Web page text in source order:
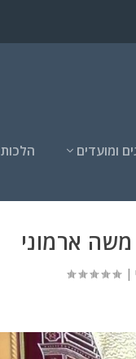
ומועדים הלכות
ארמוני
|